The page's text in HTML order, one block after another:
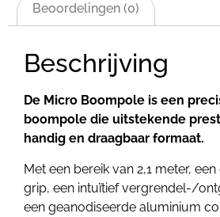
Beoordelingen (0)
Beschrijving
De Micro Boompole is een
boompole die uitstekende
handig en draagbaar formaat.
Met een bereik van 2,1 meter,
grip, een intuïtief vergrendel-/
een geanodiseerde aluminium